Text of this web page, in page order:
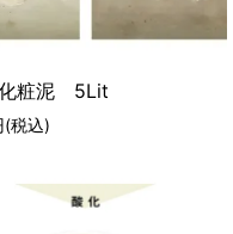
粧泥 5Lit
税込)